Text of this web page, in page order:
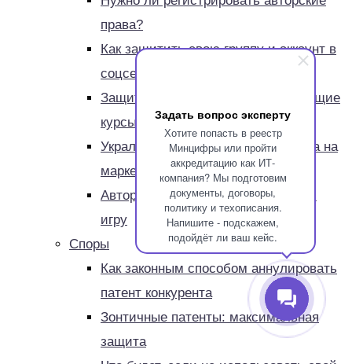
Задать вопрос эксперту
Хотите попасть в реестр
Минцифры или пройти
аккредитацию как ИТ-
компания? Мы подготовим
документы, договоры,
политику и техописания.
Напишите - подскажем,
подойдёт ли ваш кейс.
права?
Как защитить свою группу и аккаунт в
соцсети от копирования
Защита прав на авторские обучающие
курсы
Украли карточку и описание товара на
маркетплейсе
Авторские права на компьютерную
игру
Споры
Как законным способом аннулировать
патент конкурента
Зонтичные патенты: максимальная
защита